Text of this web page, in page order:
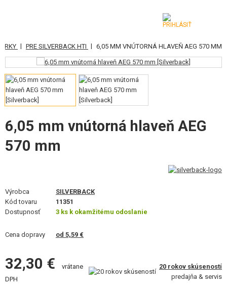
KATEGÓRIE
AIRSOFTOVÉ ZBRANE
VZDUCHOVÉ ZBRANE, PRAKY
GRANÁTOMETY, GRANÁTY
GULIČKY, PLYN
OKULIARE, MASKY
VÝSTROJ, UNIFORMY, PÚZDRA
VYSIELAČKY, HEADSETY, KAMERY
| PRE SILVERBACK HTI | 6,05 MM VNÚTORNÁ HLAVEŇ AEG 570 MM
6,05 mm vnútorná hlaveň AEG
570 mm
Výrobca
SILVERBACK
Kód tovaru
11351
Dostupnosť
3 ks k okamžitému odoslanie
Cena dopravy od 5,59 €
32,30 €
vrátane
DPH
20 rokov skúseností
predajňa & servis